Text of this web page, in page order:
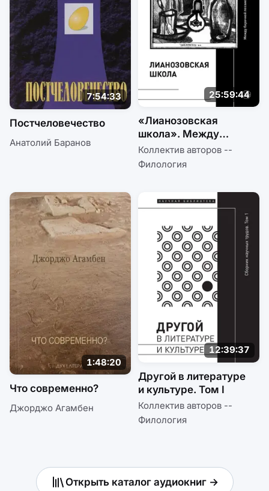
7:54:33
Постчеловечество
Анатолий Баранов
25:59:44
«Лианозовская
школа». Между
барачной поэзией
и русским
Коллектив авторов --
Филология
1:48:20
Что современно?
Джорджо Агамбен
12:39:37
Другой в литературе
и культуре. Том I
Коллектив авторов --
Филология
Открыть каталог аудиокниг →